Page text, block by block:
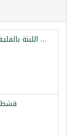
كرات اللبنة بالفليفلة الحمراء الراعي 425غ
قشطة